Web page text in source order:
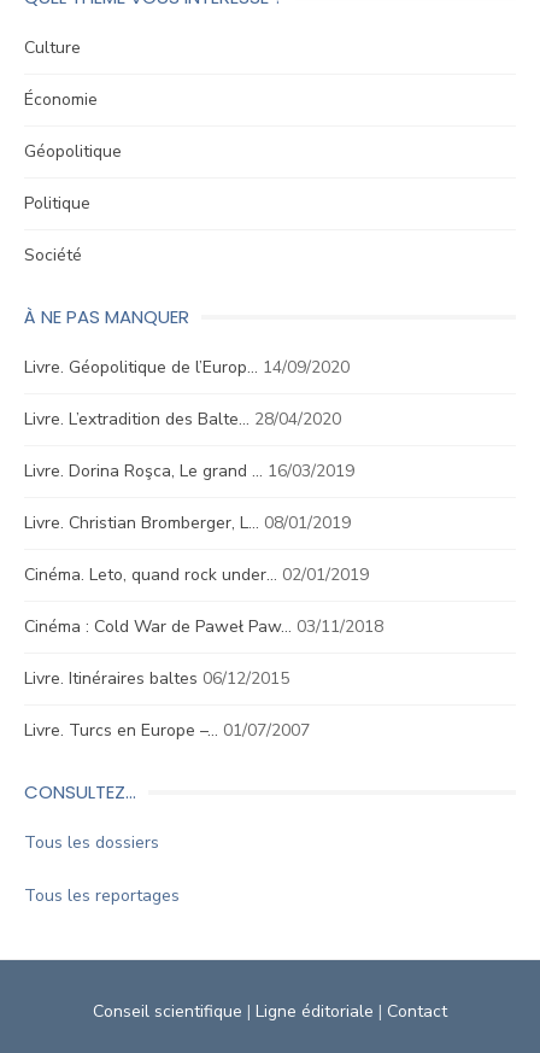
Culture
Économie
Géopolitique
Politique
Société
À NE PAS MANQUER
Livre. Géopolitique de l’Europ… 14/09/2020
Livre. L’extradition des Balte… 28/04/2020
Livre. Dorina Roşca, Le grand … 16/03/2019
Livre. Christian Bromberger, L… 08/01/2019
Cinéma. Leto, quand rock under… 02/01/2019
Cinéma : Cold War de Paweł Paw… 03/11/2018
Livre. Itinéraires baltes 06/12/2015
Livre. Turcs en Europe –… 01/07/2007
CONSULTEZ…
Tous les dossiers
Tous les reportages
Conseil scientifique | Ligne éditoriale | Contact